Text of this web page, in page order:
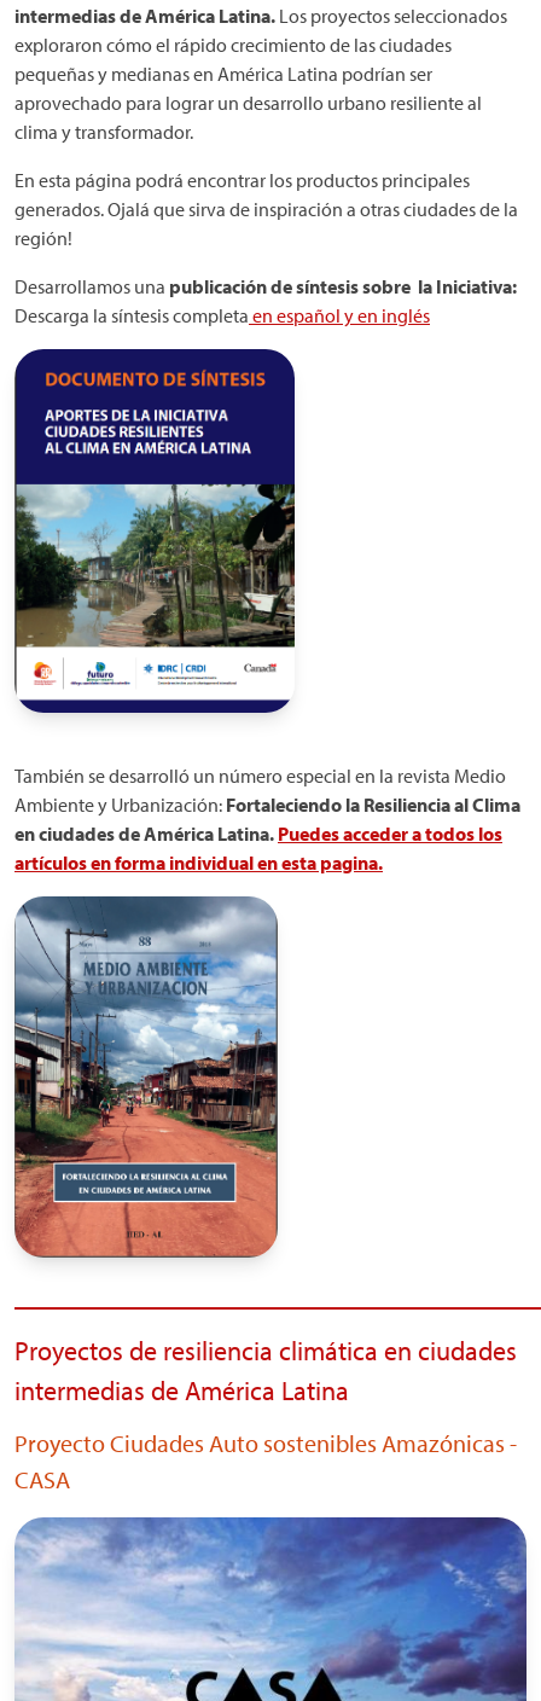
intermedias de América Latina. Los proyectos seleccionados
exploraron cómo el rápido crecimiento de las ciudades
pequeñas y medianas en América Latina podrían ser
aprovechado para lograr un desarrollo urbano resiliente al
clima y transformador.
En esta página podrá encontrar los productos principales
generados. Ojalá que sirva de inspiración a otras ciudades de la
región!
Desarrollamos una publicación de síntesis sobre la Iniciativa:
Descarga la síntesis completa en español yen inglés
También se desarrolló un número especial en la revista Medio
Ambiente y Urbanización: Fortaleciendo la Resiliencia al Clima
en ciudades de América Latina. Puedes acceder a todos los
artículos en forma individual en esta pagina.
Proyectos de resiliencia climática en ciudades
intermedias de América Latina
Proyecto Ciudades Auto sostenibles Amazónicas -
CASA
Imagen